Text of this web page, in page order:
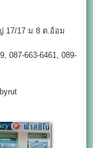
17 ม 8 ต.อ้อม
663-6461, 089-